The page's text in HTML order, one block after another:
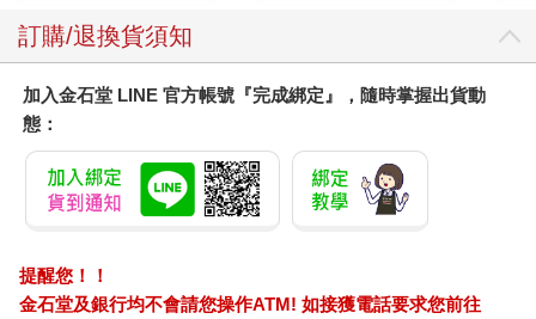
訂購/退換貨須知
加入金石堂 LINE 官方帳號『完成綁定』，隨時掌握出貨動
態：
提醒您！！
金石堂及銀行均不會請您操作ATM! 如接獲電話要求您前往